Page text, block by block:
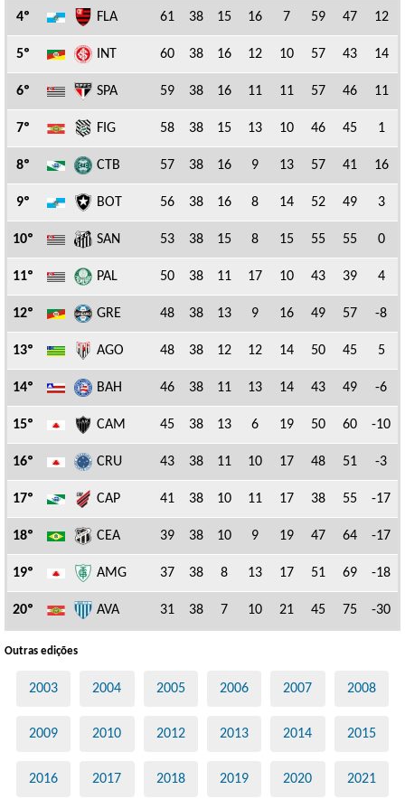
4º FLA 61 38 15 16 7 59 47 12
5º INT 60 38 16 12 10 57 43 14
6º SPA 59 38 16 11 11 57 46 11
7º FIG 58 38 15 13 10 46 45 1
8º CTB 57 38 16 9 13 57 41 16
9º BOT 56 38 16 8 14 52 49 3
10º SAN 53 38 15 8 15 55 55 0
11º PAL 50 38 11 17 10 43 39 4
12º GRE 48 38 13 9 16 49 57 -8
13º AGO 48 38 12 12 14 50 45 5
14º BAH 46 38 11 13 14 43 49 -6
15º CAM 45 38 13 6 19 50 60 -10
16º CRU 43 38 11 10 17 48 51 -3
17º CAP 41 38 10 11 17 38 55 -17
18º CEA 39 38 10 9 19 47 64 -17
19º AMG 37 38 8 13 17 51 69 -18
20º AVA 31 38 7 10 21 45 75 -30
Outras edições
2003 2004 2005 2006 2007 2008
2009 2010 2012 2013 2014 2015
2016 2017 2018 2019 2020 2021